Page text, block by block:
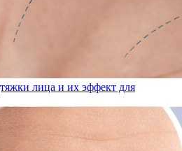
лица и их эффект для